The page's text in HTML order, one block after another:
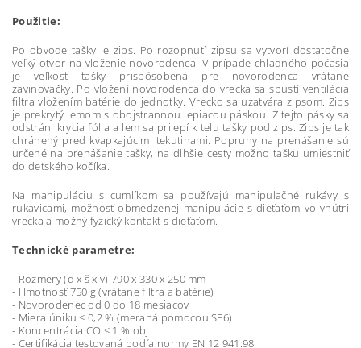
Použitie:
Po obvode tašky je zips. Po rozopnutí zipsu sa vytvorí dostatočne
veľký otvor na vloženie novorodenca. V prípade chladného počasia
je veľkosť tašky prispôsobená pre novorodenca vrátane
zavinovačky. Po vložení novorodenca do vrecka sa spustí ventilácia
filtra vložením batérie do jednotky. Vrecko sa uzatvára zipsom. Zips
je prekrytý lemom s obojstrannou lepiacou páskou. Z tejto pásky sa
odstráni krycia fólia a lem sa prilepí k telu tašky pod zips. Zips je tak
chránený pred kvapkajúcimi tekutinami. Popruhy na prenášanie sú
určené na prenášanie tašky, na dlhšie cesty možno tašku umiestniť
do detského kočíka.
Na manipuláciu s cumlíkom sa používajú manipulačné rukávy s
rukavicami, možnosť obmedzenej manipulácie s dieťaťom vo vnútri
vrecka a možný fyzický kontakt s dieťaťom.
Technické parametre:
- Rozmery (d x š x v) 790 x 330 x 250 mm
- Hmotnosť 750 g (vrátane filtra a batérie)
- Novorodenec od 0 do 18 mesiacov
- Miera úniku < 0,2 % (meraná pomocou SF6)
- Koncentrácia CO < 1 % obj
- Certifikácia testovaná podľa normy EN 12 941:98